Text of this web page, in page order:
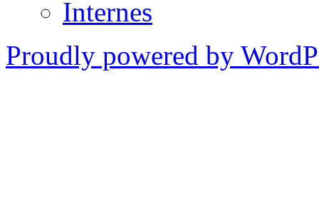
Internes
Proudly powered by